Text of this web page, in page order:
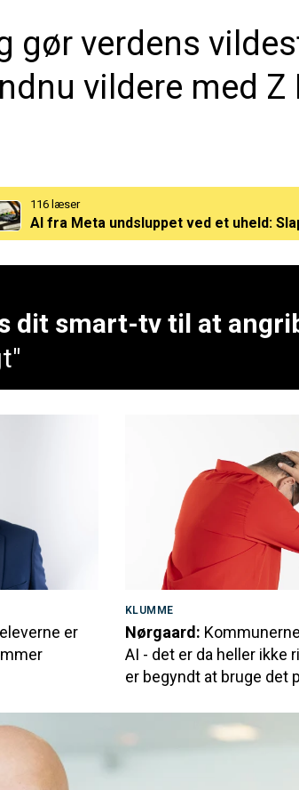
gør verdens
vildere med Z
87 læser
Efter opkøb: Jesper Nielsen fratræder
dit smart-tv til at
er
KLUMME
Nørgaard:
AI - det er da heller ikke
er begyndt at bruge det